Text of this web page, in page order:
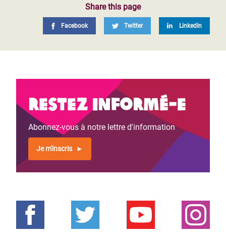
Share this page
Facebook Twitter LinkedIn
Restez informé-e
Abonnez-vous à notre lettre d'information
Je m'inscris